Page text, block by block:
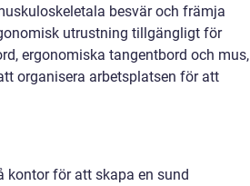
besvär och främja
utrustning tillgängligt för
ergonomiska tangentbord och mus,
organisera arbetsplatsen för att
kontor för att skapa en sund